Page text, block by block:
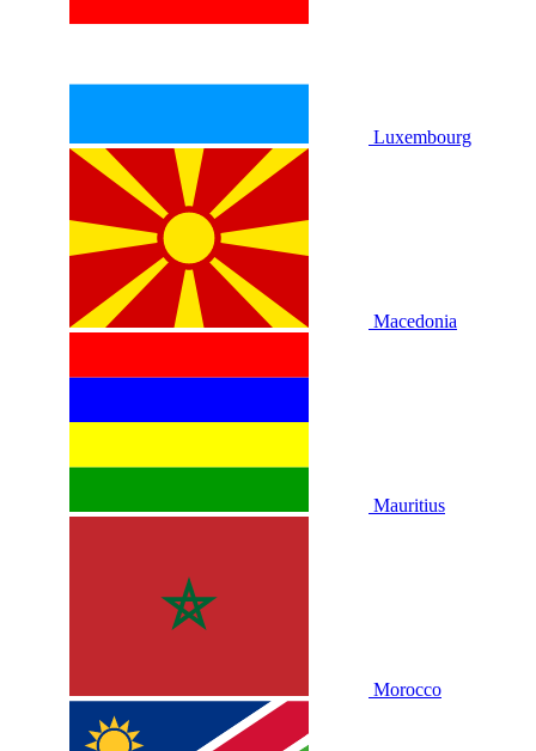
Luxembourg
Macedonia
Mauritius
Morocco